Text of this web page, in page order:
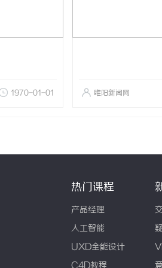
1970-01-01 睢阳新闻网
热门课程
产品经理
人工智能
UXD全能设计
C4D教程